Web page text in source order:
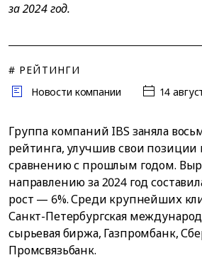
за 2024 год.
# РЕЙТИНГИ
Новости компании
14
Группа компаний IBS заняла
рейтинга, улучшив свои позиции
сравнению с прошлым годом.
направлению за 2024 год
рост — 6%. Среди крупнейших
Санкт-Петербургская
сырьевая биржа, Газпромбанк,
Промсвязьбанк.